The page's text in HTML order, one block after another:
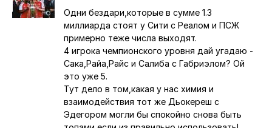
Ответ на комментарий пользователя
Одни бездари,которые в сумме 1.3
миллиарда стоят у Сити с Реалом и ПСЖ
примерно теже числа выходят.
4 игрока чемпионского уровня дай угадаю -
Сака,Райа,Райс и Салиба с Габриэлом? Ой
это уже 5.
Тут дело в том,какая у нас химия и
взаимодействия тот же Дьокереш с
Эдегором могли бы спокойно снова быть